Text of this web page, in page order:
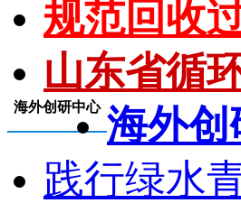
规范回收
山东省循
海外创研中心 海外创
践行绿水